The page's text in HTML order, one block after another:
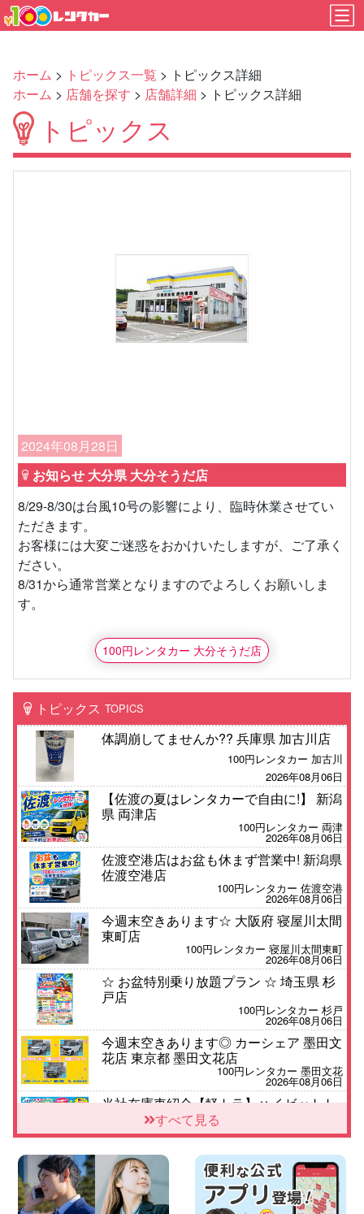
ホーム > トピックス一覧 > トピックス詳細
ホーム > 店舗を探す > 店舗詳細 > トピックス詳細
トピックス
2024年08月28日
お知らせ 大分県 大分そうだ店
8/29-8/30は台風10号の影響により、臨時休業させてい
ただきます。
お客様には大変ご迷惑をおかけいたしますが、ご了承く
ださい。
8/31から通常営業となりますのでよろしくお願いしま
す。
100円レンタカー 大分そうだ店
トピックス TOPICS
体調崩してませんか?? 兵庫県 加古川店
100円レンタカー 加古川
2026年08月06日
【佐渡の夏はレンタカーで自由に!】 新潟
県 両津店
100円レンタカー 両津
2026年08月06日
佐渡空港店はお盆も休まず営業中! 新潟県
佐渡空港店
100円レンタカー 佐渡空港
2026年08月06日
今週末空きあります☆ 大阪府 寝屋川太間
東町店
100円レンタカー 寝屋川太間東町
2026年08月06日
☆ お盆特別乗り放題プラン ☆ 埼玉県 杉
戸店
100円レンタカー 杉戸
2026年08月06日
今週末空きあります◎ カーシェア 墨田文
花店 東京都 墨田文花店
100円レンタカー 墨田文花
2026年08月06日
当社在庫車紹介【軽トラ】ハイゼットト
ラック 神奈川県 横浜旭南本宿町店
100円レンタカー 横浜旭南本宿町
2026年08月06日
横浜弥生台店限定!!夏季特別キャンペーン
のお知らせ!! 神奈川県 横浜弥生台店
100円レンタカー 横浜弥生台
2026年08月06日
すべて見る